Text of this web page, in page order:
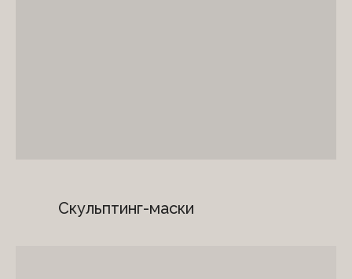
Скульптинг-маски